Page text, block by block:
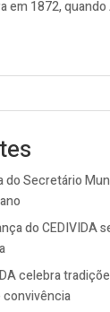
em 1872, quando
do Secretário
do CEDIVIDA
celebra
convivência